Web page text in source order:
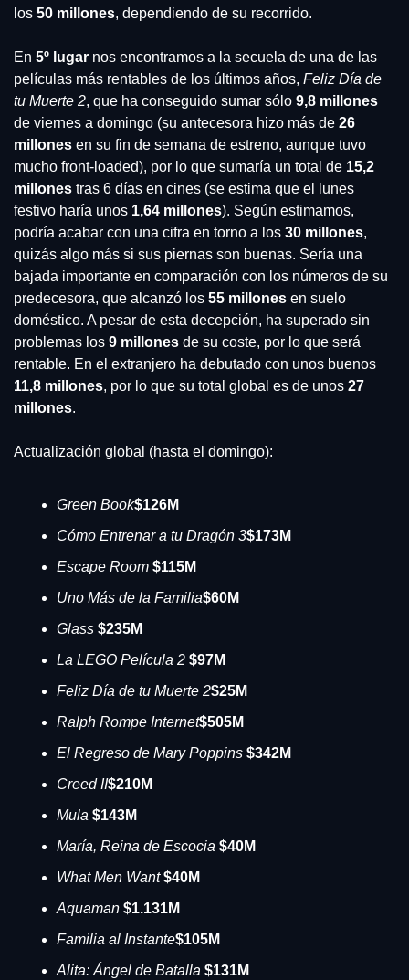
los 50 millones, dependiendo de su recorrido.
En 5º lugar nos encontramos a la secuela de una de las
películas más rentables de los últimos años, Feliz Día de
tu Muerte 2, que ha conseguido sumar sólo 9,8 millones
de viernes a domingo (su antecesora hizo más de 26
millones en su fin de semana de estreno, aunque tuvo
mucho front-loaded), por lo que sumaría un total de 15,2
millones tras 6 días en cines (se estima que el lunes
festivo haría unos 1,64 millones). Según estimamos,
podría acabar con una cifra en torno a los 30 millones,
quizás algo más si sus piernas son buenas. Sería una
bajada importante en comparación con los números de su
predecesora, que alcanzó los 55 millones en suelo
doméstico. A pesar de esta decepción, ha superado sin
problemas los 9 millones de su coste, por lo que será
11,8 millones, por lo que su total global es de unos 27
millones.
Actualización global (hasta el domingo):
Green Book$126M
Cómo Entrenar a tu Dragón 3$173M
Escape Room $115M
Uno Más de la Familia$60M
Glass $235M
La LEGO Película 2 $97M
Feliz Día de tu Muerte 2$25M
Ralph Rompe Internet$505M
El Regreso de Mary Poppins $342M
Creed II$210M
Mula $143M
María, Reina de Escocia $40M
What Men Want $40M
Aquaman $1.131M
Familia al Instante$105M
Alita: Ángel de Batalla $131M